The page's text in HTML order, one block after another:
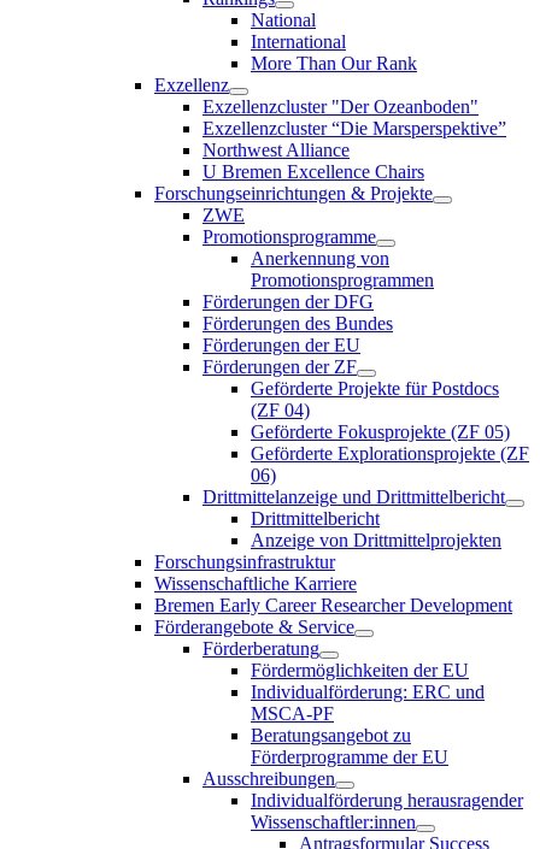
National
International
More Than Our Rank
Exzellenz
Exzellenzcluster "Der Ozeanboden"
Exzellenzcluster “Die Marsperspektive”
Northwest Alliance
U Bremen Excellence Chairs
Forschungseinrichtungen & Projekte
ZWE
Promotionsprogramme
Anerkennung von
Promotionsprogrammen
Förderungen der DFG
Förderungen des Bundes
Förderungen der EU
Förderungen der ZF
Geförderte Projekte für Postdocs
(ZF 04)
Geförderte Fokusprojekte (ZF 05)
Geförderte Explorationsprojekte (ZF
06)
Drittmittelanzeige und Drittmittelbericht
Drittmittelbericht
Anzeige von Drittmittelprojekten
Forschungsinfrastruktur
Wissenschaftliche Karriere
Bremen Early Career Researcher Development
Förderangebote & Service
Förderberatung
Fördermöglichkeiten der EU
Individualförderung: ERC und
MSCA-PF
Beratungsangebot zu
Förderprogramme der EU
Ausschreibungen
Individualförderung herausragender
Wissenschaftler:innen
Antragsformular Success